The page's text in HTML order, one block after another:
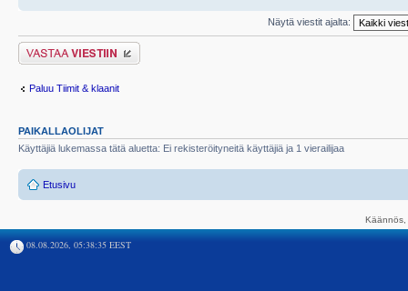
Näytä viestit ajalta:
Lähetä vastaus
Paluu Tiimit & klaanit
PAIKALLAOLIJAT
Käyttäjiä lukemassa tätä aluetta: Ei rekisteröityneitä käyttäjiä ja 1 vierailijaa
Etusivu
08.08.2026, 05:38:35 EEST